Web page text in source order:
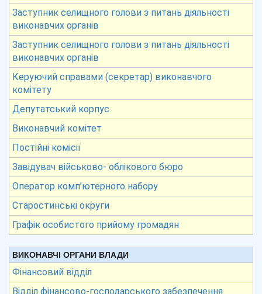
Заступник селищного голови з питань діяльності
виконавчих органів
Заступник селищного голови з питань діяльності
виконавчих органів
Керуючий справами (секретар) виконавчого
комітету
Депутатський корпус
Виконавчий комітет
Постійні комісії
Завідувач військово- облікового бюро
Оператор комп’ютерного набору
Старостинські округи
Графік особистого прийому громадян
ВИКОНАВЧІ ОРГАНИ ВЛАДИ
Фінансовий відділ
Відділ фінансово-господарського забезпечення